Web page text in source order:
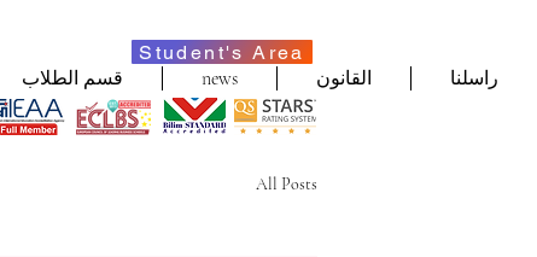
Student's Area
قسم الطلاب news القانون راسلنا
All Posts